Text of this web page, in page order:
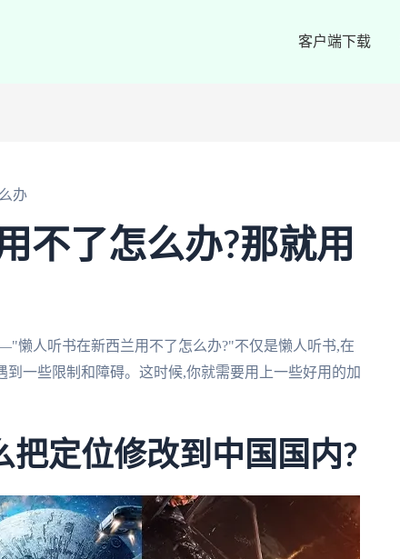
客户端下载
办
不了怎么办?那就用
人听书在新西兰用不了怎么办?"不仅是懒人听书,在
一些限制和障碍。这时候,你就需要用上一些好用的加
把定位修改到中国国内?